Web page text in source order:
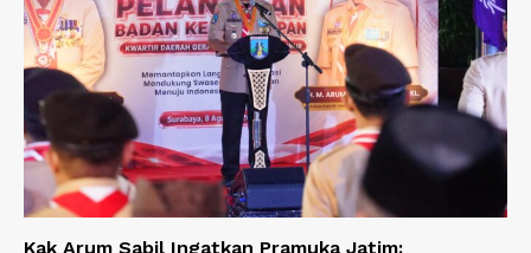
Kak Arum Sabil Ingatkan Pramuka Jatim: